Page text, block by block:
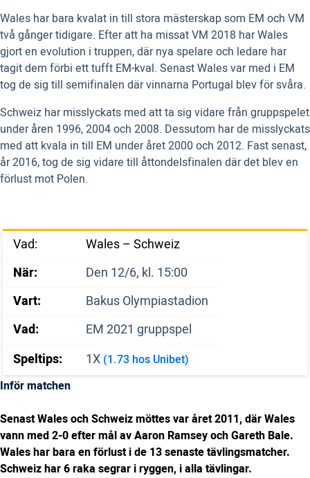
Wales har bara kvalat in till stora mästerskap som EM och VM
två gånger tidigare. Efter att ha missat VM 2018 har Wales
gjort en evolution i truppen, där nya spelare och ledare har
tagit dem förbi ett tufft EM-kval. Senast Wales var med i EM
tog de sig till semifinalen där vinnarna Portugal blev för svåra.
Schweiz har misslyckats med att ta sig vidare från gruppspelet
under åren 1996, 2004 och 2008. Dessutom har de misslyckats
med att kvala in till EM under året 2000 och 2012. Fast senast,
år 2016, tog de sig vidare till åttondelsfinalen där det blev en
förlust mot Polen.
Vad:
Wales – Schweiz
När:
Den 12/6, kl. 15:00
Vart:
Bakus Olympiastadion
Vad:
EM 2021 gruppspel
Speltips:
1X (1.73 hos Unibet)
Inför matchen
Senast Wales och Schweiz möttes var året 2011, där Wales
vann med 2-0 efter mål av Aaron Ramsey och Gareth Bale.
Wales har bara en förlust i de 13 senaste tävlingsmatcher.
Schweiz har 6 raka segrar i ryggen, i alla tävlingar.